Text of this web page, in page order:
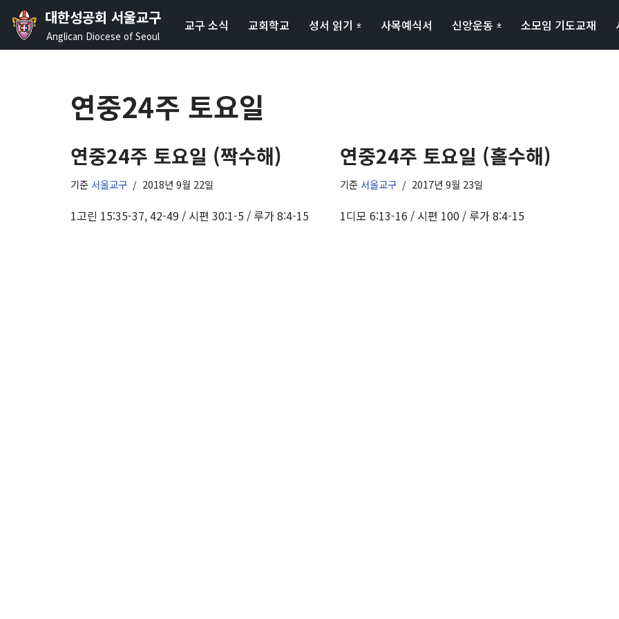
콘
대한성공회 서울교구
Anglican Diocese of Seoul
교구 소식 교회학교 성서 읽기 사목예식서 신앙운동 소모임 기도교재
연중24주 토요일
연중24주 토요일 (짝수해)
기준 서울교구 2018년 9월 22일
1고린 15:35-37, 42-49 / 시편 30:1-5 / 루가 8:4-15
연중24주 토요일 (홀수해)
기준 서울교구 2017년 9월 23일
1디모 6:13-16 / 시편 100 / 루가 8:4-15